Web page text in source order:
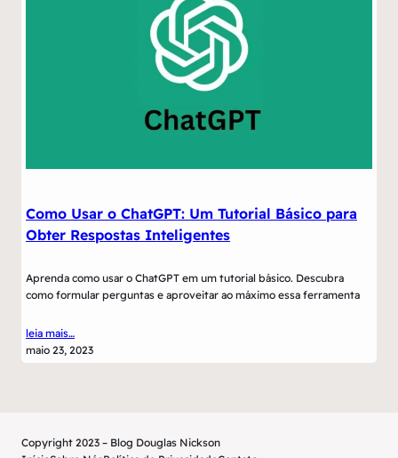
Como Usar o ChatGPT: Um Tutorial Básico para
Obter Respostas Inteligentes
Aprenda como usar o ChatGPT em um tutorial básico. Descubra
como formular perguntas e aproveitar ao máximo essa ferramenta
leia mais…
maio 23, 2023
Copyright 2023 – Blog Douglas Nickson